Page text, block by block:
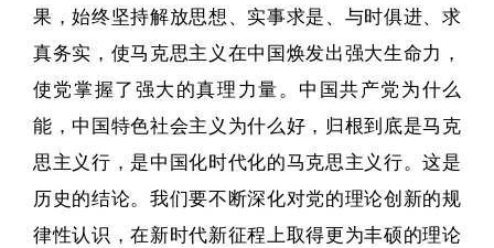
果，始终坚持解放思想、实事求是、与时俱进、求
真务实，使马克思主义在中国焕发出强大生命力，
使党掌握了强大的真理力量。中国共产党为什么
能，中国特色社会主义为什么好，归根到底是马克
思主义行，是中国化时代化的马克思主义行。这是
历史的结论。我们要不断深化对党的理论创新的规
律性认识，在新时代新征程上取得更为丰硕的理论